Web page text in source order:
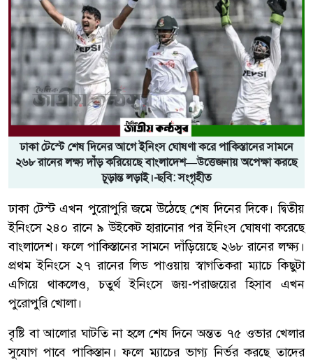
ঢাকা টেস্টে শেষ দিনের আগে ইনিংস ঘোষণা করে পাকিস্তানের সামনে
২৬৮ রানের লক্ষ্য দাঁড় করিয়েছে বাংলাদেশ—উত্তেজনায় অপেক্ষা করছে
চূড়ান্ত লড়াই।-ছবি: সংগৃহীত
ঢাকা টেস্ট এখন পুরোপুরি জমে উঠেছে শেষ দিনের দিকে। দ্বিতীয়
ইনিংসে ২৪০ রানে ৯ উইকেট হারানোর পর ইনিংস ঘোষণা করেছে
বাংলাদেশ। ফলে পাকিস্তানের সামনে দাঁড়িয়েছে ২৬৮ রানের লক্ষ্য।
প্রথম ইনিংসে ২৭ রানের লিড পাওয়ায় স্বাগতিকরা ম্যাচে কিছুটা
এগিয়ে থাকলেও, চতুর্থ ইনিংসে জয়-পরাজয়ের হিসাব এখন
পুরোপুরি খোলা।
বৃষ্টি বা আলোর ঘাটতি না হলে শেষ দিনে অন্তত ৭৫ ওভার খেলার
সুযোগ পাবে পাকিস্তান। ফলে ম্যাচের ভাগ্য নির্ভর করছে তাদের